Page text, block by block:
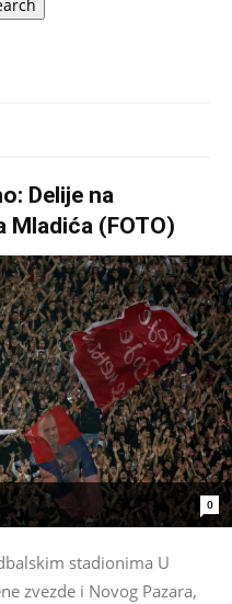
Delije na
Mladića (FOTO)
0
stadionima U
zvezde i Novog Pazara,